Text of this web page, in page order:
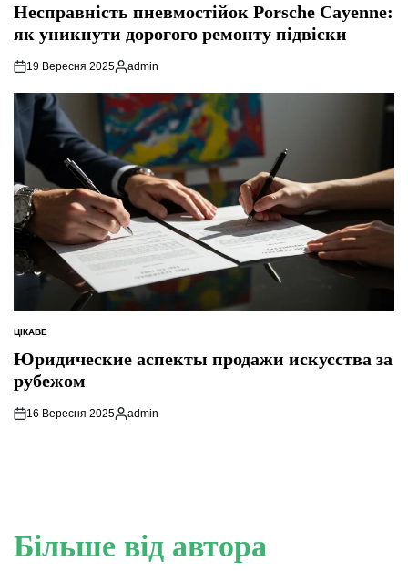
Несправність пневмостійок Porsche Cayenne:
як уникнути дорогого ремонту підвіски
19 Вересня 2025
Опубліковано
admin
ОПУБЛІКУВАТИ
ЦІКАВЕ
Юридические аспекты продажи искусства за
рубежом
16 Вересня 2025
Опубліковано
admin
Більше від автора